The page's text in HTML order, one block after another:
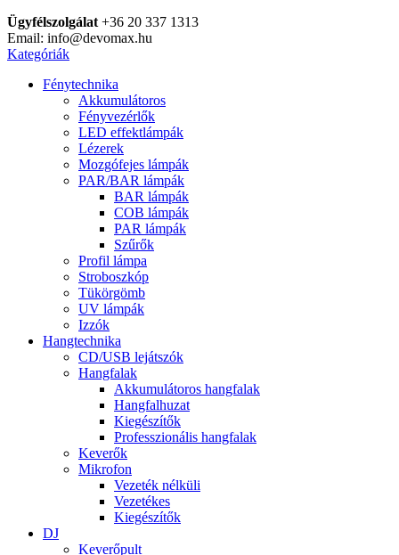
Ügyfélszolgálat +36 20 337 1313
Email: info@devomax.hu
Kategóriák
Fénytechnika
Akkumulátoros
Fényvezérlők
LED effektlámpák
Lézerek
Mozgófejes lámpák
PAR/BAR lámpák
BAR lámpák
COB lámpák
PAR lámpák
Szűrők
Profil lámpa
Stroboszkóp
Tükörgömb
UV lámpák
Izzók
Hangtechnika
CD/USB lejátszók
Hangfalak
Akkumulátoros hangfalak
Hangfalhuzat
Kiegészítők
Professzionális hangfalak
Keverők
Mikrofon
Vezeték nélküli
Vezetékes
Kiegészítők
DJ
Keverőpult